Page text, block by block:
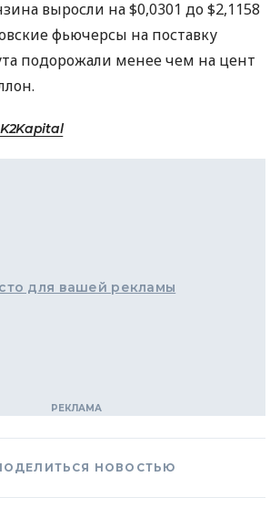
выросли на $0,0301 до $2,1158
фьючерсы на поставку
подорожали менее чем на цент
K2Kapital
для вашей рекламы
НОВОСТЬЮ